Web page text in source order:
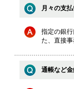
月々の支
指定の銀
た、直接
通帳など